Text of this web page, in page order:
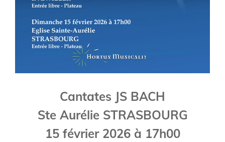
Cantates JS BACH
Ste Aurélie STRASBOURG
15 février 2026 à 17h00